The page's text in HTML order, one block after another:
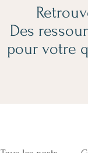
Des
pour votre